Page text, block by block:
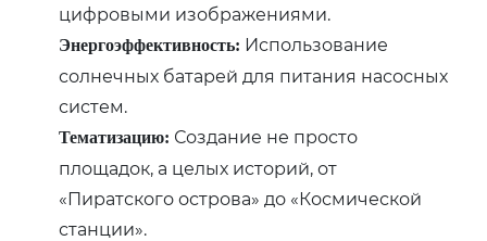
цифровыми изображениями.
Энергоэффективность: Использование
солнечных батарей для питания насосных
систем.
Тематизацию: Создание не просто
площадок, а целых историй, от
«Пиратского острова» до «Космической
станции».